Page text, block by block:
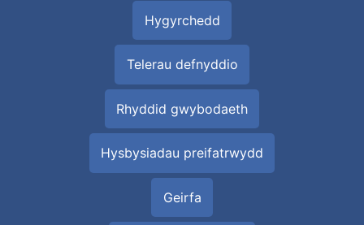
Hygyrchedd
Telerau defnyddio
Rhyddid gwybodaeth
Hysbysiadau preifatrwydd
Geirfa